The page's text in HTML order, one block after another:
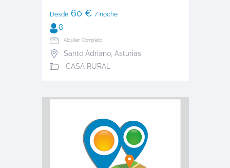
Desde60 € / noche
8
Alquiler: Completo
Santo Adriano, Asturias
CASA RURAL